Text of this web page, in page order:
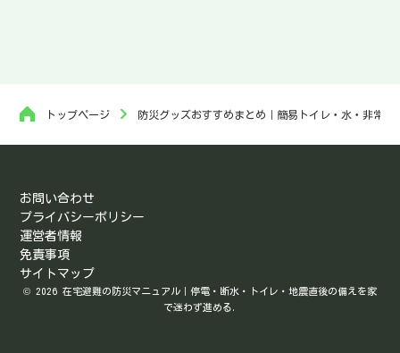
トップページ 防災グッズおすすめまとめ｜簡易トイレ・水・非常食
お問い合わせ
プライバシーポリシー
運営者情報
免責事項
サイトマップ
© 2026 在宅避難の防災マニュアル｜停電・断水・トイレ・地震直後の備えを家
で迷わず進める.